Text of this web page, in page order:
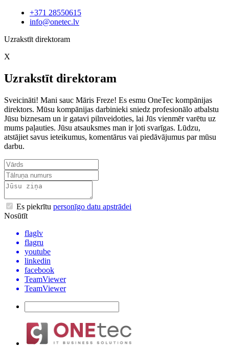
+371 28550615
info@onetec.lv
Uzrakstīt direktoram
X
Uzrakstīt direktoram
Sveicināti! Mani sauc Māris Freze! Es esmu OneTec kompānijas
direktors. Mūsu kompānijas darbinieki sniedz profesionālo atbalstu
Jūsu biznesam un ir gatavi pilnveidoties, lai Jūs vienmēr varētu uz
mums paļauties. Jūsu atsauksmes man ir ļoti svarīgas. Lūdzu,
atstājiet savus ieteikumus, komentārus vai piedāvājumus par mūsu
darbu.
Es piekrītu personīgo datu apstrādei
Nosūtīt
flaglv
flagru
youtube
linkedin
facebook
TeamViewer
TeamViewer